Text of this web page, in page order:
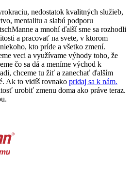
nedostatok kvalitných služieb,
mentalitu a slabú podporu
a mnohí ďalší sme sa rozhodli
a pracovať na svete, v ktorom
kto príde a všetko zmení.
veci a využívame výhody toho, že
čo sa dá a meníme východ k
chceme tu žiť a zanechať ďalším
Ak to vidíš rovnako pridaj sa k nám.
urobiť zmenu doma ako práve teraz.